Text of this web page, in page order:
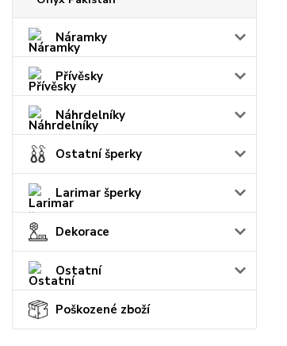
Náramky
Přívěsky
Náhrdelníky
Ostatní šperky
Larimar šperky
Dekorace
Ostatní
Poškozené zboží